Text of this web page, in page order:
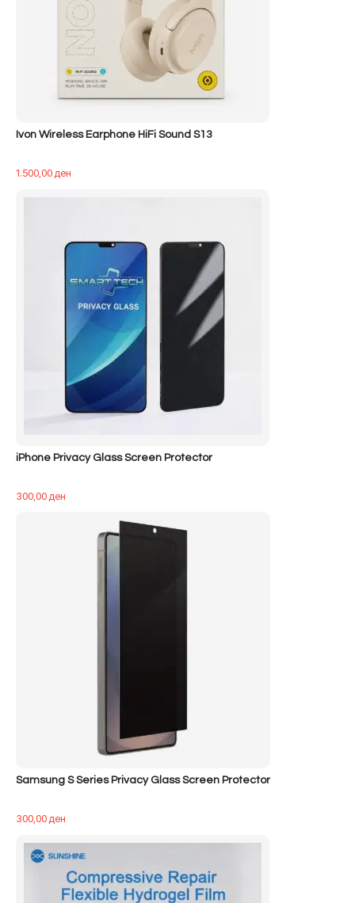
Ivon Wireless Earphone HiFi Sound S13
1.500,00ден
iPhone Privacy Glass Screen Protector
300,00ден
Samsung S Series Privacy Glass Screen Protector
300,00ден